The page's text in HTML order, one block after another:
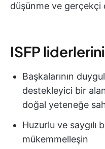
düşünme ve gerçekçi
ISFP
Başkalarının
destekleyici bir
doğal yeteneğe
Huzurlu ve saygılı
mükemmelleşin